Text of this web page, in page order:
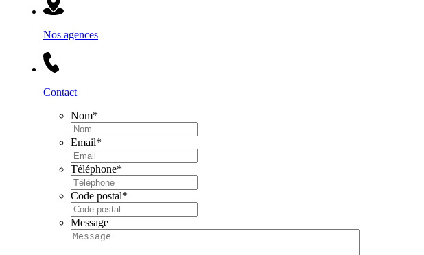
Nos agences
Contact
Nom*
Email*
Téléphone*
Code postal*
Message